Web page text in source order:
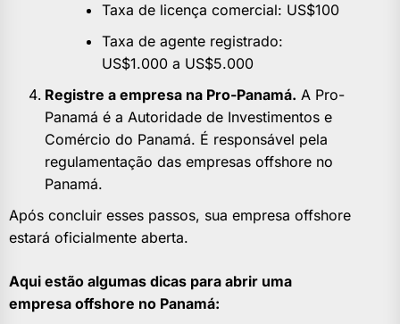
Taxa de licença comercial: US$100
Taxa de agente registrado:
US$1.000 a US$5.000
Registre a empresa na Pro-Panamá. A Pro-
Panamá é a Autoridade de Investimentos e
Comércio do Panamá. É responsável pela
regulamentação das empresas offshore no
Panamá.
Após concluir esses passos, sua empresa offshore
estará oficialmente aberta.
Aqui estão algumas dicas para abrir uma
empresa offshore no Panamá: